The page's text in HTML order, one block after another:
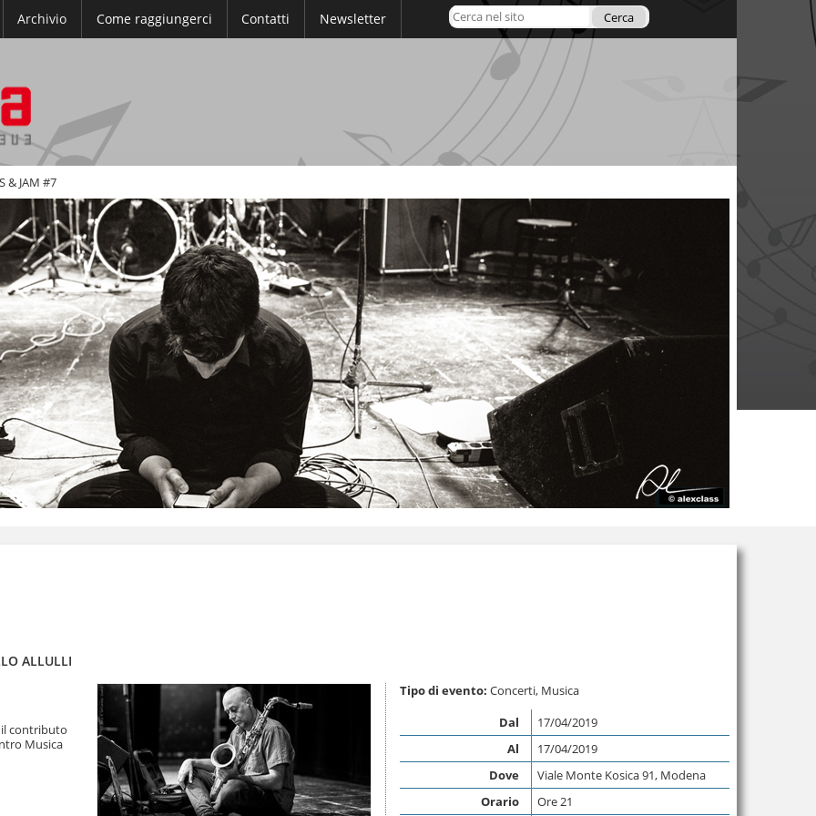
Archivio Come raggiungerci Contatti Newsletter
Cerca nel sito
Ricerca
avanzata…
& JAM #7
ALLULLI
contributo
Musica
Tipo di evento: Concerti, Musica
Dal
17/04/2019
Al
17/04/2019
Dove
Viale Monte Kosica 91, Modena
Orario
Ore 21